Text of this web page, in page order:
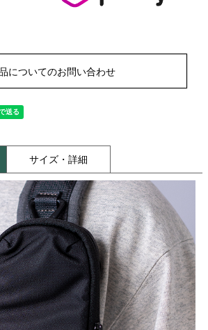
についてのお問い合わせ
サイズ・詳細